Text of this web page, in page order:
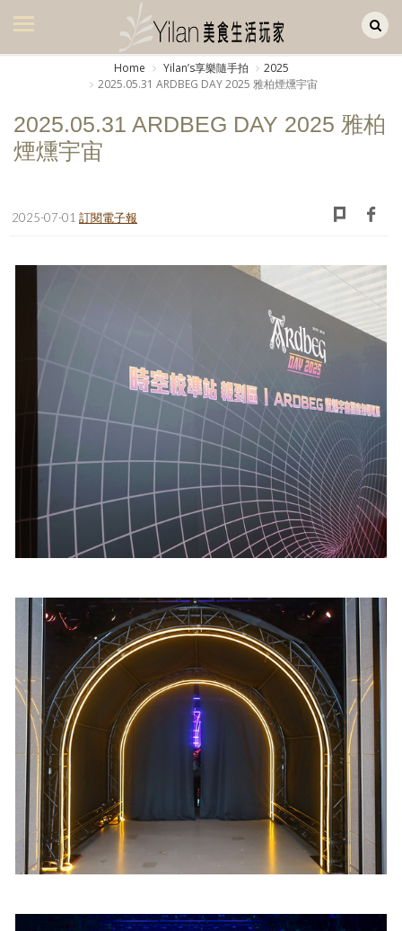
美食集
廚房集
旅遊集
享樂隨手拍
照相簿
影音區
創意出版服務
歷史區
個人著作
活動實況記錄
媒體報導一覽
合作與代言
訂閱電子報
Home Yilanʼs享樂隨手拍
2025
2025.05.31 ARDBEG DAY 2025 雅柏煙燻宇宙
2025.05.31 ARDBEG DAY 2025 雅柏
煙燻宇宙
2025-07-01 訂閱電子報